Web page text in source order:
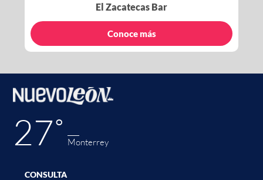
El Zacatecas Bar
Conoce más
27˚ Monterrey
CONSULTA